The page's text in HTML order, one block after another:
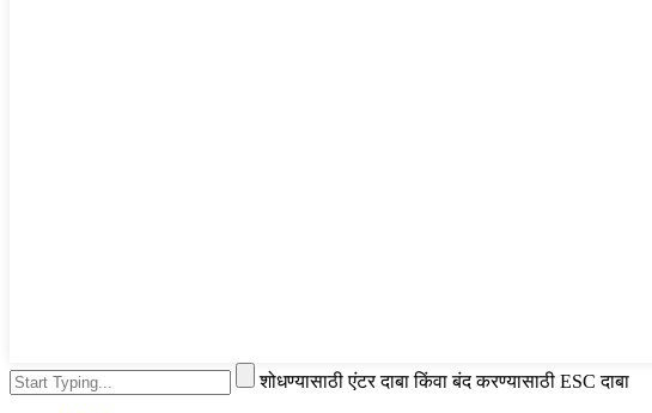
शोधण्यासाठी एंटर दाबा किंवा बंद करण्यासाठी ESC दाबा